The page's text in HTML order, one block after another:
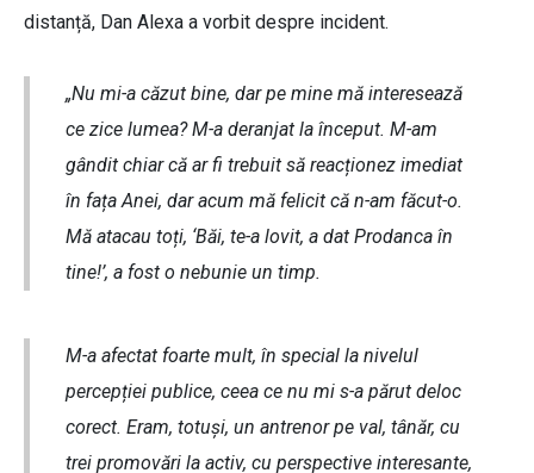
distanță, Dan Alexa a vorbit despre incident.
„Nu mi-a căzut bine, dar pe mine mă interesează
ce zice lumea? M-a deranjat la început. M-am
gândit chiar că ar fi trebuit să reacționez imediat
în fața Anei, dar acum mă felicit că n-am făcut-o.
Mă atacau toți, ‘Băi, te-a lovit, a dat Prodanca în
tine!’, a fost o nebunie un timp.
M-a afectat foarte mult, în special la nivelul
percepției publice, ceea ce nu mi s-a părut deloc
corect. Eram, totuși, un antrenor pe val, tânăr, cu
trei promovări la activ, cu perspective interesante,